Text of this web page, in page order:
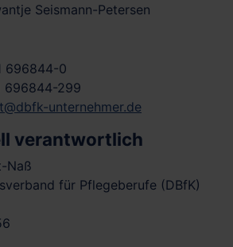
Seismann-Petersen
696844-0
696844-299
unternehmer.de
verantwortlich
Naß
für Pflegeberufe (DBfK)